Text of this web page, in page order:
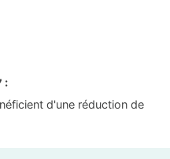
:
d'une réduction de